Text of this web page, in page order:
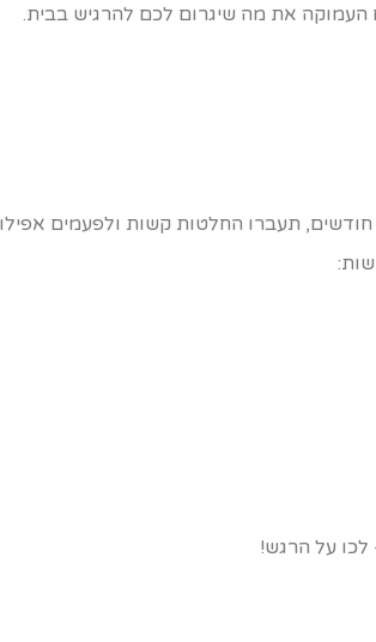
העמוקה את מה שיגרום לכם להרגיש בבית.
תעברו החלטות קשות ולפעמים
על הרגש!